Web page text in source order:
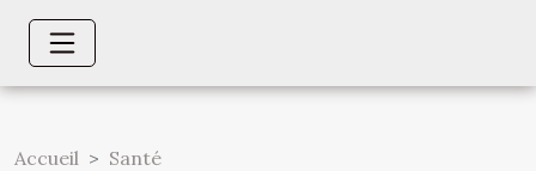
Accueil
Santé